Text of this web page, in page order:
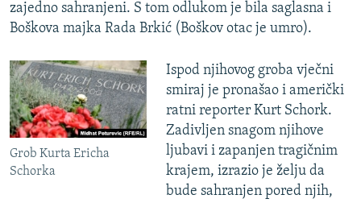
zajedno sahranjeni. S tom odlukom je bila saglasna i
Boškova majka Rada Brkić (Boškov otac je umro).
Grob Kurta Ericha
Schorka
Ispod njihovog groba vječni
smiraj je pronašao i američki
ratni reporter Kurt Schork.
Zadivljen snagom njihove
ljubavi i zapanjen tragičnim
krajem, izrazio je želju da
bude sahranjen pored njih,